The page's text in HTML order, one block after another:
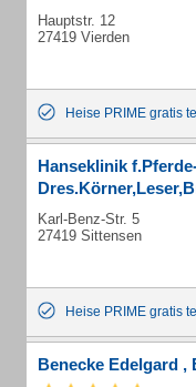
Hauptstr. 12
27419 Vierden
Heise PRIME gratis
Hanseklinik
Karl-Benz-Str. 5
27419 Sittensen
Heise PRIME gratis
Benecke Edelgard ,